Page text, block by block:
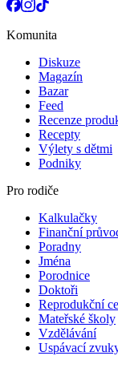
Komunita
Diskuze
Magazín
Bazar
Feed
Recenze
Recepty
Výlety s dětmi
Podniky
Pro rodiče
Kalkulačky
Finanční
Poradny
Jména
Porodnice
Doktoři
Reprodukční
Mateřské školy
Vzdělávání
Uspávací